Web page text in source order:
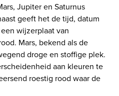
Jupiter en Saturnus
geeft het de tijd, datum
wijzerplaat van
Mars, bekend als de
droge en stoffige plek.
aan kleuren te
roestig rood waar de